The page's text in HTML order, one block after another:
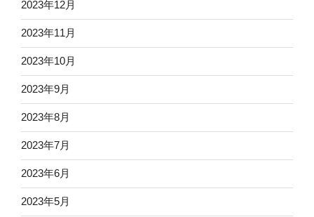
2023年12月
2023年11月
2023年10月
2023年9月
2023年8月
2023年7月
2023年6月
2023年5月